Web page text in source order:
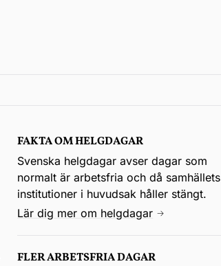
FAKTA OM HELGDAGAR
Svenska helgdagar avser dagar som
normalt är arbetsfria och då samhällets
institutioner i huvudsak håller stängt.
Lär dig mer om helgdagar
FLER ARBETSFRIA DAGAR